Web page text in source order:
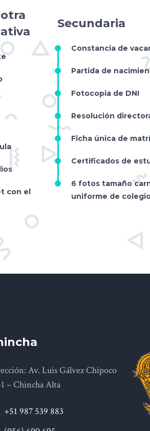
con el
Secundaria
Constancia de
Partida de
Fotocopia de DNI
Resolución
Ficha única de
Certificados de
6 fotos tamaño
uniforme de
Av. Luis Gálvez Chipoco
– Chincha Alta
+51 987 539 883